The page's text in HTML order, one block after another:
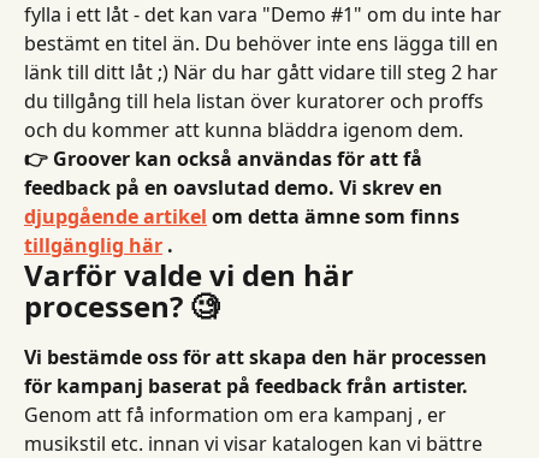
fylla i ett låt - det kan vara "Demo #1" om du inte har
bestämt en titel än. Du behöver inte ens lägga till en
länk till ditt låt ;) När du har gått vidare till steg 2 har
du tillgång till hela listan över kuratorer och proffs
och du kommer att kunna bläddra igenom dem.
👉 Groover kan också användas för att få
feedback på en oavslutad demo. Vi skrev en
djupgående artikel om detta ämne som finns
tillgänglig här .
Varför valde vi den här
processen? 🧐
Vi bestämde oss för att skapa den här processen
för kampanj baserat på feedback från artister.
Genom att få information om era kampanj , er
musikstil etc. innan vi visar katalogen kan vi bättre